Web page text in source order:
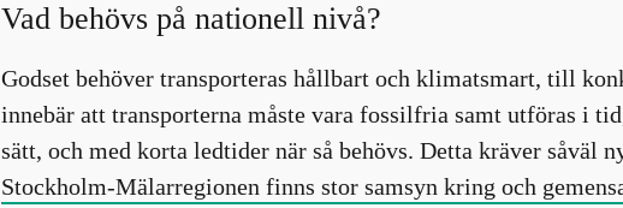
Vad behövs på nationell nivå?
Godset behöver transporteras hållbart och klimatsmart, till
innebär att transporterna måste vara fossilfria samt utföras i
sätt, och med korta ledtider när så behövs. Detta kräver såväl
Stockholm-Mälarregionen finns stor samsyn kring och